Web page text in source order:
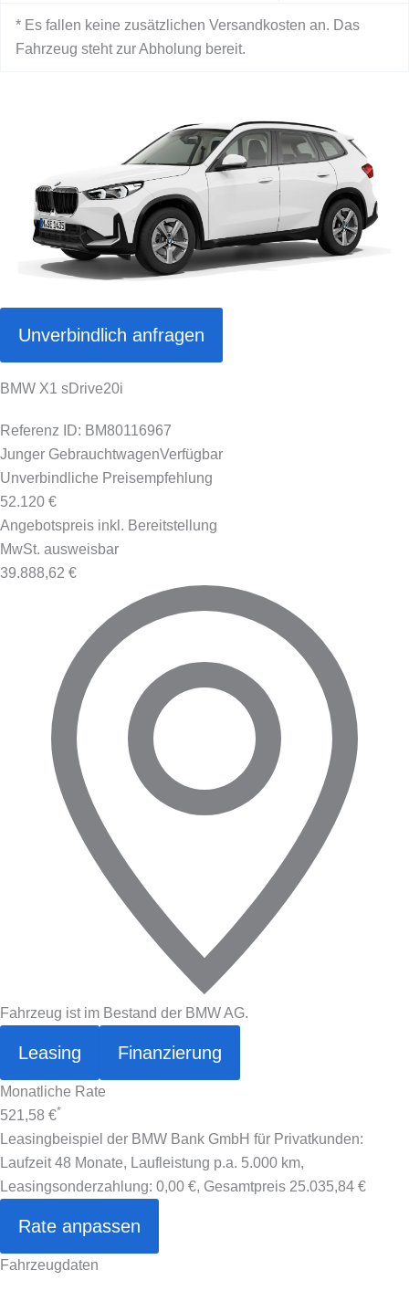
* Es fallen keine zusätzlichen Versandkosten an. Das
Fahrzeug steht zur Abholung bereit.
Unverbindlich anfragen
BMW X1 sDrive20i
Referenz ID: BM80116967
Junger GebrauchtwagenVerfügbar
Unverbindliche Preisempfehlung
52.120 €
Angebotspreis inkl. Bereitstellung
MwSt. ausweisbar
39.888,62 €
Fahrzeug ist im Bestand der BMW AG.
Leasing Finanzierung
Monatliche Rate
521,58 €*
Leasingbeispiel der BMW Bank GmbH für Privatkunden:
Laufzeit 48 Monate, Laufleistung p.a. 5.000 km,
Leasingsonderzahlung: 0,00 €, Gesamtpreis 25.035,84 €
Rate anpassen
Fahrzeugdaten